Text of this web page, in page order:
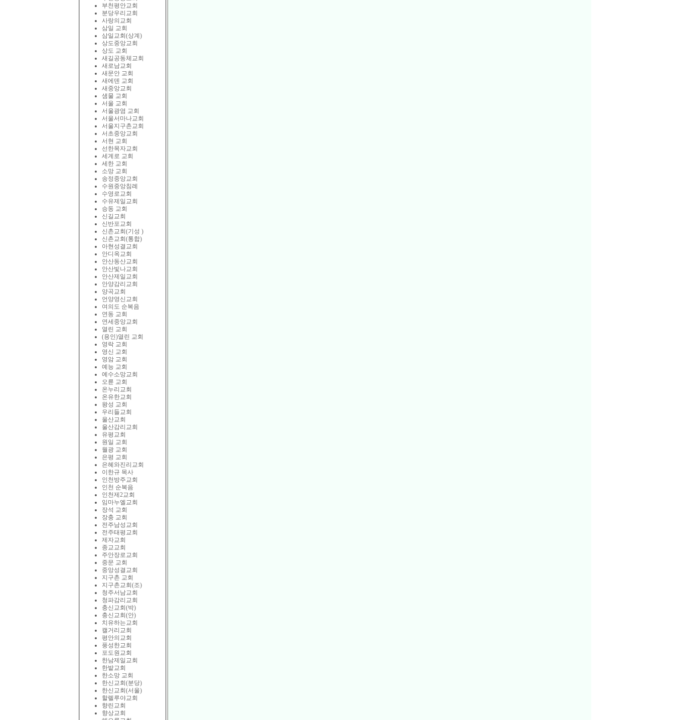
부천평안교회
분당우리교회
사랑의교회
삼일 교회
삼일교회(상계)
상도중앙교회
상도 교회
새길공동체교회
새로남교회
새문안 교회
새에덴 교회
새중앙교회
샘물 교회
서울 교회
서울광염 교회
서울서마나교회
서울지구촌교회
서초중앙교회
서현 교회
선한목자교회
세계로 교회
세한 교회
소망 교회
송정중앙교회
수원중앙침례
수영로교회
수유제일교회
승동 교회
신길교회
신반포교회
신촌교회(기성 )
신촌교회(통합)
아현성결교회
안디옥교회
안산동산교회
안산빛나교회
안산제일교회
안양감리교회
양곡교회
언양영신교회
여의도 순복음
연동 교회
연세중앙교회
열린 교회
(용인)열린 교회
영락 교회
영신 교회
영암 교회
예능 교회
예수소망교회
오륜 교회
온누리교회
온유한교회
왕성 교회
우리들교회
울산교회
울산감리교회
유평교회
원일 교회
월광 교회
은평 교회
은혜와진리교회
이한규 목사
인천방주교회
인천 순복음
인천제2교회
임마누엘교회
장석 교회
장충 교회
전주남성교회
전주태평교회
제자교회
종교교회
주안장로교회
중문 교회
중앙성결교회
지구촌 교회
지구촌교회(조)
청주서남교회
청파감리교회
충신교회(박)
충신교회(안)
치유하는교회
캘거리교회
평안의교회
풍성한교회
포도원교회
한남제일교회
한밭교회
한소망 교회
한신교회(분당)
한신교회(서울)
할렐루야교회
향린교회
향상교회